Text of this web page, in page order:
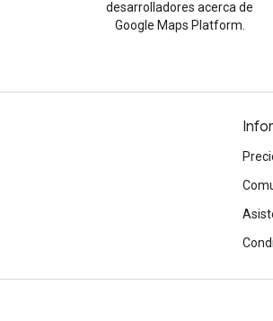
desarrolladores acerca de
Google Maps Platform.